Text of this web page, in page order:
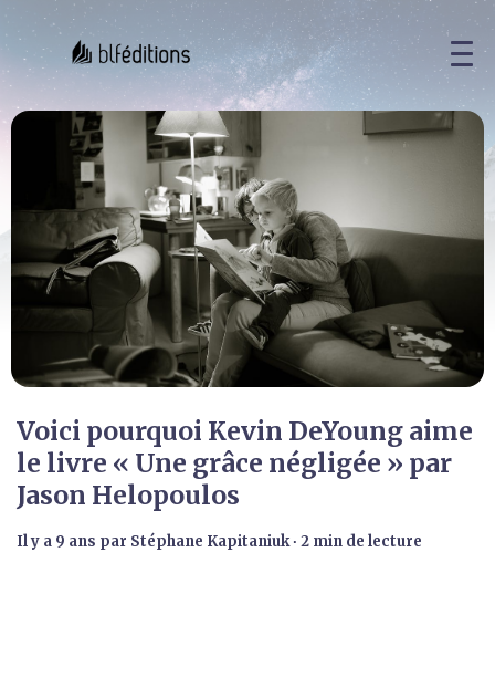
Voici pourquoi Kevin DeYoung aime
le livre « Une grâce négligée » par
Jason Helopoulos
il y a 9 ans par Stéphane Kapitaniuk ∙ 2 min de lecture